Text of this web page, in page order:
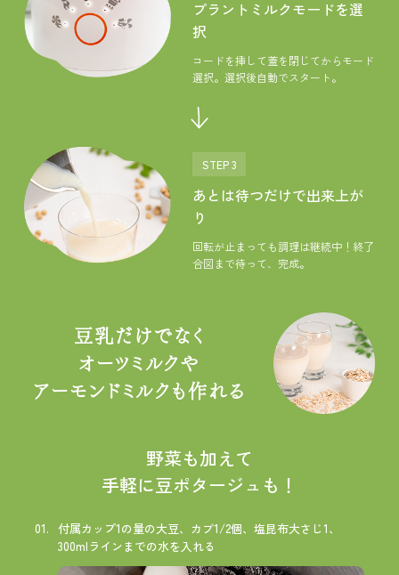
プラントミルクモードを選
択
コードを挿して蓋を閉じてからモード
選択。選択後自動でスタート。
STEP 3
あとは待つだけで出来上が
り
回転が止まっても調理は継続中！ 終了
合図まで待って、完成。
豆乳だけでなく
オーツミルクや
アーモンドミルクも作れる
野菜も加えて
手軽に豆ポタージュも！
付属カップ1の量の大豆、カブ1/2個、塩昆布大さじ1、
300mlラインまでの水を入れる